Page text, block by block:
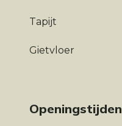
Tapijt
Gietvloer
Openingstijden